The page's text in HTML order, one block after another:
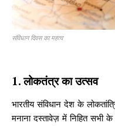
संविधान दिवस का महत्व
1. लोकतंत्र का उत्सव
भारतीय संविधान देश के
मनाना दस्तावेज़ में निहित सभी